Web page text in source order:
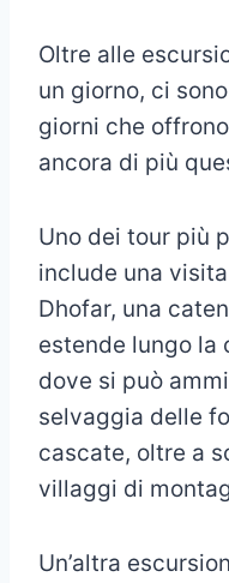
Oltre alle
un giorno, ci
giorni che
ancora di più
Uno dei tour più
include una
Dhofar, una
estende lungo la
dove si può
selvaggia delle
cascate, oltre a
villaggi di
Un’altra